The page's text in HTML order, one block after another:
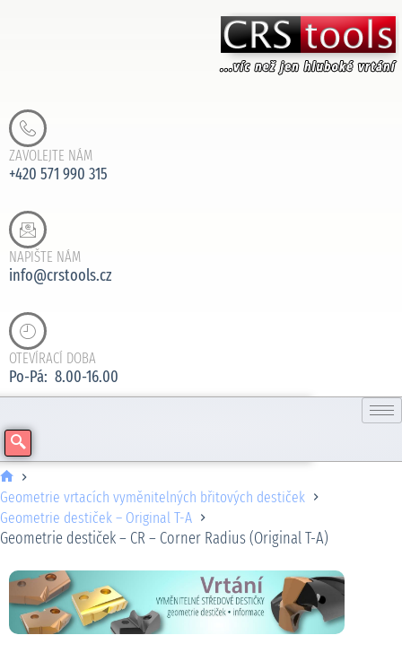
ZAVOLEJTE NÁM
+420 571 990 315
NAPIŠTE NÁM
info@crstools.cz
OTEVÍRACÍ DOBA
Po-Pá: 8.00-16.00
Geometrie vrtacích vyměnitelných břitových destiček
Geometrie destiček – Original T-A
Geometrie destiček – CR – Corner Radius (Original T-A)